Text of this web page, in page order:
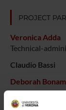
PROJECT
Veronica Adda
Technical-
Claudio Bassi
Deborah
Alessandro